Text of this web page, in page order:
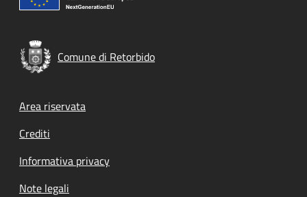
Comune di Retorbido
Footer menu
Area riservata
Crediti
Informativa privacy
Note legali